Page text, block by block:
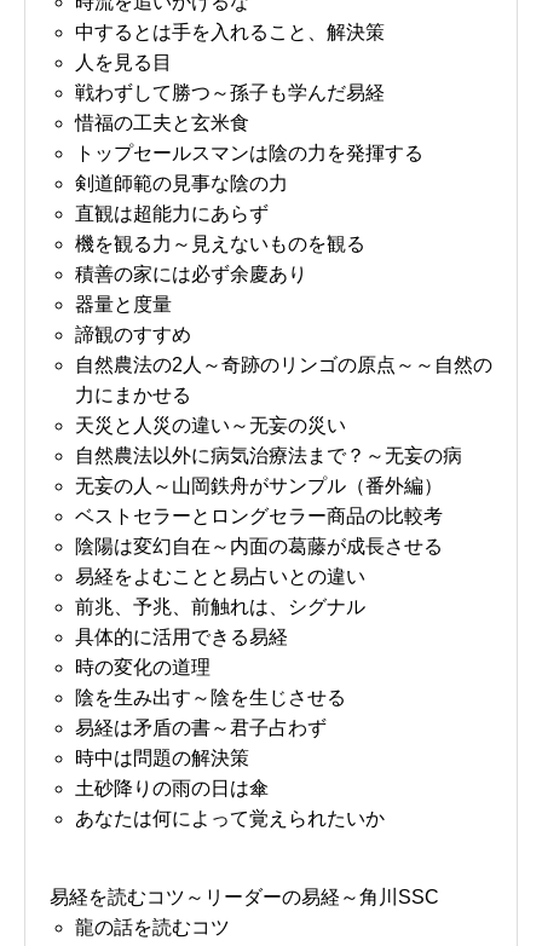
中するとは手を入れること、解決策
人を見る目
戦わずして勝つ～孫子も学んだ易経
惜福の工夫と玄米食
トップセールスマンは陰の力を発揮する
剣道師範の見事な陰の力
直観は超能力にあらず
機を観る力～見えないものを観る
積善の家には必ず余慶あり
器量と度量
諦観のすすめ
自然農法の2人～奇跡のリンゴの原点～～自然の
力にまかせる
天災と人災の違い～无妄の災い
自然農法以外に病気治療法まで？～无妄の病
无妄の人～山岡鉄舟がサンプル（番外編）
ベストセラーとロングセラー商品の比較考
陰陽は変幻自在～内面の葛藤が成長させる
易経をよむことと易占いとの違い
前兆、予兆、前触れは、シグナル
具体的に活用できる易経
時の変化の道理
陰を生み出す～陰を生じさせる
易経は矛盾の書～君子占わず
時中は問題の解決策
土砂降りの雨の日は傘
あなたは何によって覚えられたいか
易経を読むコツ～リーダーの易経～角川SSC
龍の話を読むコツ